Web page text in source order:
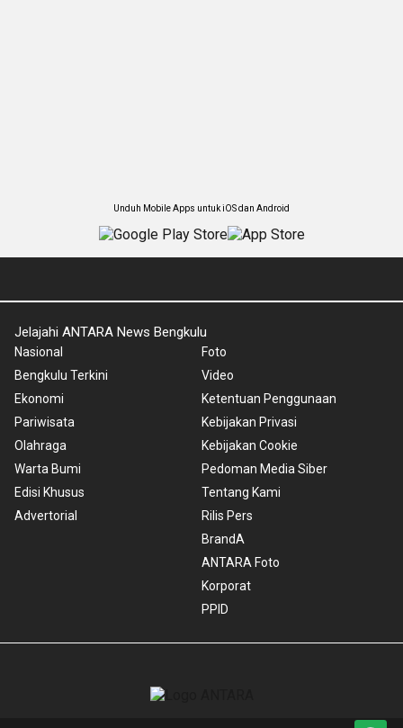
Unduh Mobile Apps untuk iOS dan Android
Jelajahi ANTARA News Bengkulu
Nasional
Bengkulu Terkini
Ekonomi
Pariwisata
Olahraga
Warta Bumi
Edisi Khusus
Advertorial
Foto
Video
Ketentuan Penggunaan
Kebijakan Privasi
Kebijakan Cookie
Pedoman Media Siber
Tentang Kami
Rilis Pers
BrandA
ANTARA Foto
Korporat
PPID